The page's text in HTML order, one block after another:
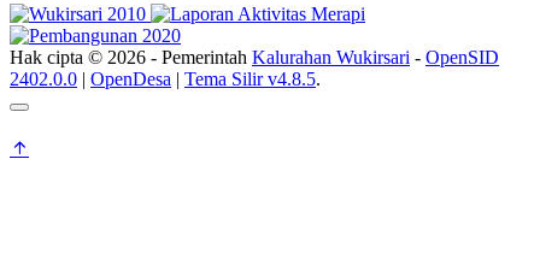
Hak cipta © 2026 - Pemerintah Kalurahan Wukirsari - OpenSID
2402.0.0 | OpenDesa | Tema Silir v4.8.5.